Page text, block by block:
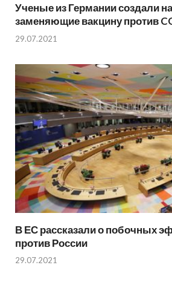
Ученые из Германии создали
заменяющие вакцину против
29.07.2021
В ЕС рассказали о побочных
против России
29.07.2021